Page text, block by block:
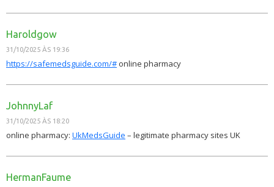
Haroldgow
31/10/2025 ÀS 19:36
https://safemedsguide.com/# online pharmacy
JohnnyLaf
31/10/2025 ÀS 18:20
online pharmacy: UkMedsGuide – legitimate pharmacy sites UK
HermanFaume